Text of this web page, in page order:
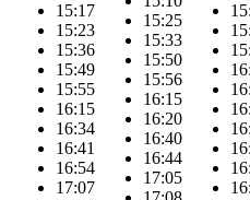
15:17
15:23
15:36
15:49
15:55
16:15
16:34
16:41
16:54
17:07
15:25
15:33
15:50
15:56
16:15
16:20
16:40
16:44
17:05